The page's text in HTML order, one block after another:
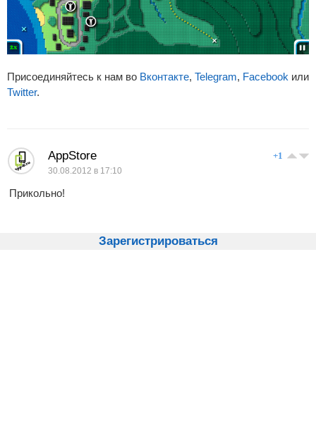
Присоединяйтесь к нам во Вконтакте, Telegram, Facebook или
Twitter.
AppStore +1
30.08.2012 в 17:10
Прикольно!
Зарегистрироваться